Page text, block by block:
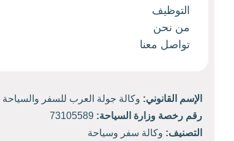
التوظيف
من نحن
تواصل معنا
الإسم القانوني: وكالة جولة العرب للسفر والسياحة
رقم رخصة وزارة السياحة:
التصنيف: وكالة سفر وسياحة